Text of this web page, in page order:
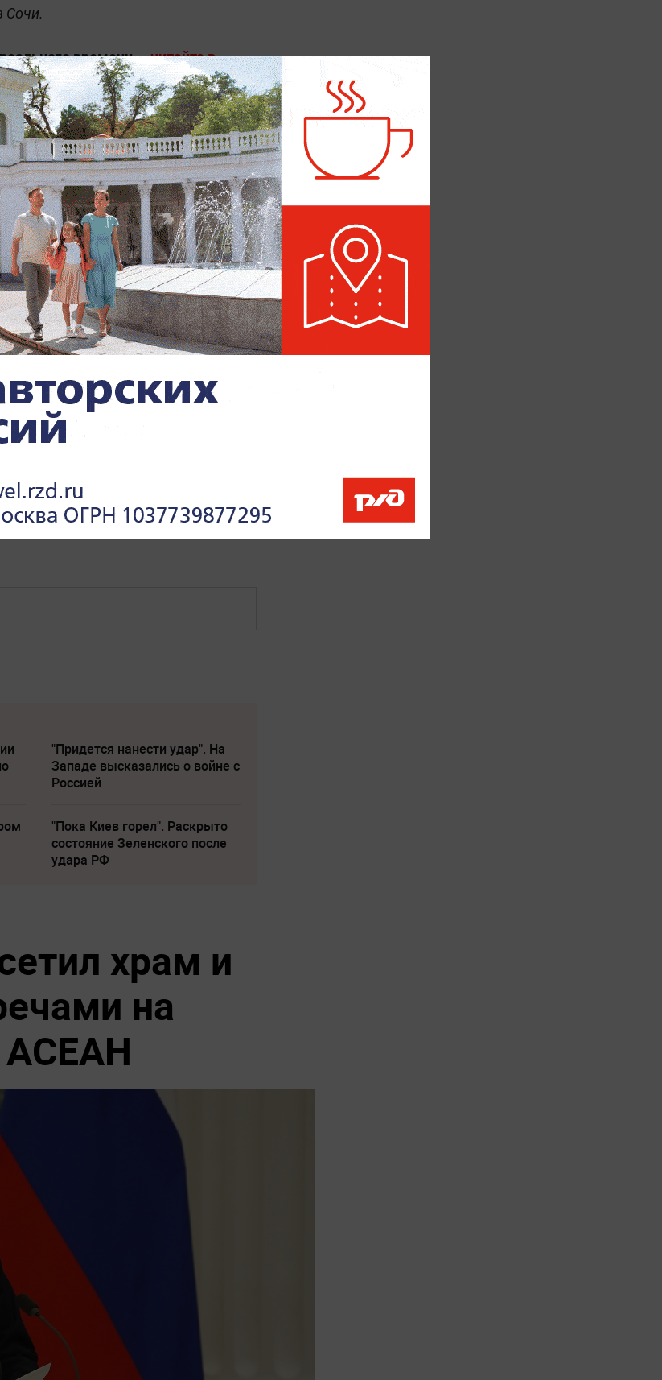
Сочи.
времени —читайте в
"Придется нанести удар". На
Западе высказались о войне с
Россией
"Пока Киев горел". Раскрыто
состояние Зеленского после
удара РФ
храм и
на
АСЕАН